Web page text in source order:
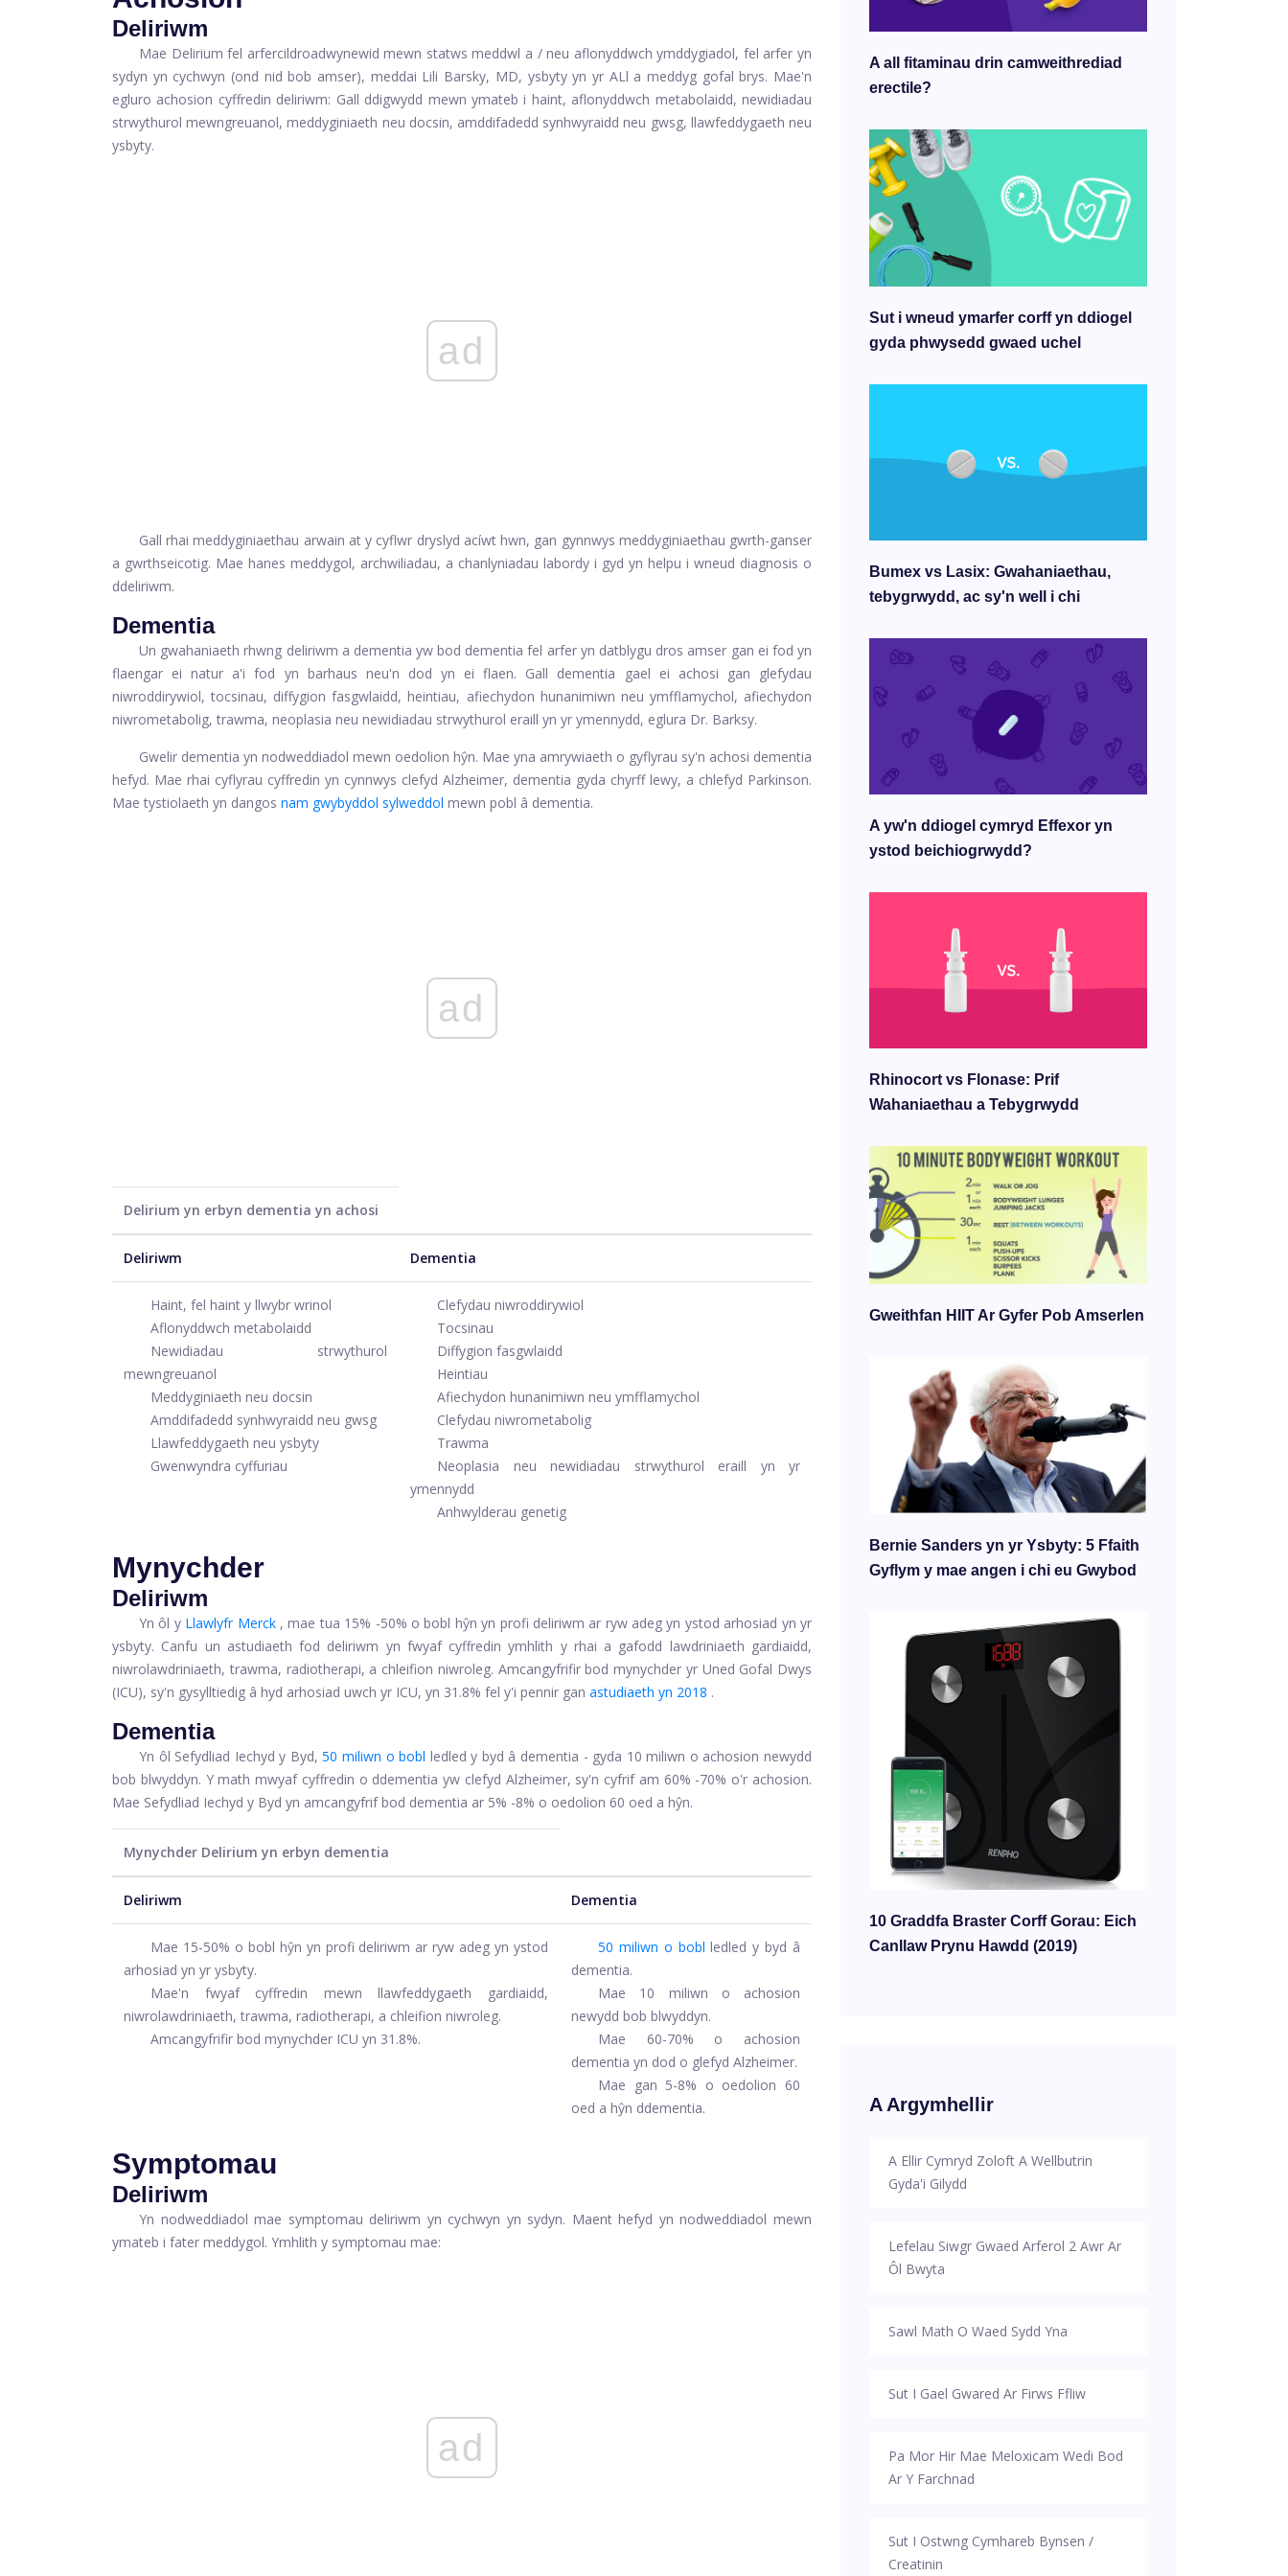
Deliriwm
Mae Delirium fel arfercildroadwynewid mewn statws meddwl a / neu aflonyddwch ymddygiadol, fel arfer yn
sydyn yn cychwyn (ond nid bob amser), meddai Lili Barsky, MD, ysbyty yn yr ALl a meddyg gofal brys. Mae'n
egluro achosion cyffredin deliriwm: Gall ddigwydd mewn ymateb i haint, aflonyddwch metabolaidd, newidiadau
strwythurol mewngreuanol, meddyginiaeth neu docsin, amddifadedd synhwyraidd neu gwsg, llawfeddygaeth neu
ysbyty.
ad
Gall rhai meddyginiaethau arwain at y cyflwr dryslyd acíwt hwn, gan gynnwys meddyginiaethau gwrth-ganser
a gwrthseicotig. Mae hanes meddygol, archwiliadau, a chanlyniadau labordy i gyd yn helpu i wneud diagnosis o
ddeliriwm.
Dementia
Un gwahaniaeth rhwng deliriwm a dementia yw bod dementia fel arfer yn datblygu dros amser gan ei fod yn
flaengar ei natur a'i fod yn barhaus neu'n dod yn ei flaen. Gall dementia gael ei achosi gan glefydau
niwroddirywiol, tocsinau, diffygion fasgwlaidd, heintiau, afiechydon hunanimiwn neu ymfflamychol, afiechydon
niwrometabolig, trawma, neoplasia neu newidiadau strwythurol eraill yn yr ymennydd, eglura Dr. Barksy.
Gwelir dementia yn nodweddiadol mewn oedolion hŷn. Mae yna amrywiaeth o gyflyrau sy'n achosi dementia
hefyd. Mae rhai cyflyrau cyffredin yn cynnwys clefyd Alzheimer, dementia gyda chyrff lewy, a chlefyd Parkinson.
Mae tystiolaeth yn dangos nam gwybyddol sylweddol mewn pobl â dementia.
ad
Delirium yn erbyn dementia yn achosi
Deliriwm Dementia
Haint, fel haint y llwybr wrinol
Aflonyddwch metabolaidd
Newidiadau strwythurol
mewngreuanol
Meddyginiaeth neu docsin
Amddifadedd synhwyraidd neu gwsg
Llawfeddygaeth neu ysbyty
Gwenwyndra cyffuriau
Clefydau niwroddirywiol
Tocsinau
Diffygion fasgwlaidd
Heintiau
Afiechydon hunanimiwn neu ymfflamychol
Clefydau niwrometabolig
Trawma
Neoplasia neu newidiadau strwythurol eraill yn yr
ymennydd
Anhwylderau genetig
Mynychder
Deliriwm
Yn ôl y Llawlyfr Merck , mae tua 15% -50% o bobl hŷn yn profi deliriwm ar ryw adeg yn ystod arhosiad yn yr
ysbyty. Canfu un astudiaeth fod deliriwm yn fwyaf cyffredin ymhlith y rhai a gafodd lawdriniaeth gardiaidd,
niwrolawdriniaeth, trawma, radiotherapi, a chleifion niwroleg. Amcangyfrifir bod mynychder yr Uned Gofal Dwys
(ICU), sy'n gysylltiedig â hyd arhosiad uwch yr ICU, yn 31.8% fel y'i pennir gan astudiaeth yn 2018 .
Dementia
Yn ôl Sefydliad Iechyd y Byd, 50 miliwn o bobl ledled y byd â dementia - gyda 10 miliwn o achosion newydd
bob blwyddyn. Y math mwyaf cyffredin o ddementia yw clefyd Alzheimer, sy'n cyfrif am 60% -70% o'r achosion.
Mae Sefydliad Iechyd y Byd yn amcangyfrif bod dementia ar 5% -8% o oedolion 60 oed a hŷn.
Mynychder Delirium yn erbyn dementia
Deliriwm Dementia
Mae 15-50% o bobl hŷn yn profi deliriwm ar ryw adeg yn ystod
arhosiad yn yr ysbyty.
Mae'n fwyaf cyffredin mewn llawfeddygaeth gardiaidd,
niwrolawdriniaeth, trawma, radiotherapi, a chleifion niwroleg.
Amcangyfrifir bod mynychder ICU yn 31.8%.
50 miliwn o bobl ledled y byd â
dementia.
Mae 10 miliwn o achosion
newydd bob blwyddyn.
Mae 60-70% o achosion
dementia yn dod o glefyd Alzheimer.
Mae gan 5-8% o oedolion 60
oed a hŷn ddementia.
Symptomau
Deliriwm
Yn nodweddiadol mae symptomau deliriwm yn cychwyn yn sydyn. Maent hefyd yn nodweddiadol mewn
ymateb i fater meddygol. Ymhlith y symptomau mae:
ad
A all fitaminau drin camweithrediad
erectile?
Sut i wneud ymarfer corff yn ddiogel
gyda phwysedd gwaed uchel
Bumex vs Lasix: Gwahaniaethau,
tebygrwydd, ac sy'n well i chi
A yw'n ddiogel cymryd Effexor yn
ystod beichiogrwydd?
Rhinocort vs Flonase: Prif
Wahaniaethau a Tebygrwydd
Gweithfan HIIT Ar Gyfer Pob Amserlen
Bernie Sanders yn yr Ysbyty: 5 Ffaith
Gyflym y mae angen i chi eu Gwybod
10 Graddfa Braster Corff Gorau: Eich
Canllaw Prynu Hawdd (2019)
A Argymhellir
A Ellir Cymryd Zoloft A Wellbutrin
Gyda'i Gilydd
Lefelau Siwgr Gwaed Arferol 2 Awr Ar
Ôl Bwyta
Sawl Math O Waed Sydd Yna
Sut I Gael Gwared Ar Firws Ffliw
Pa Mor Hir Mae Meloxicam Wedi Bod
Ar Y Farchnad
Sut I Ostwng Cymhareb Bynsen /
Creatinin